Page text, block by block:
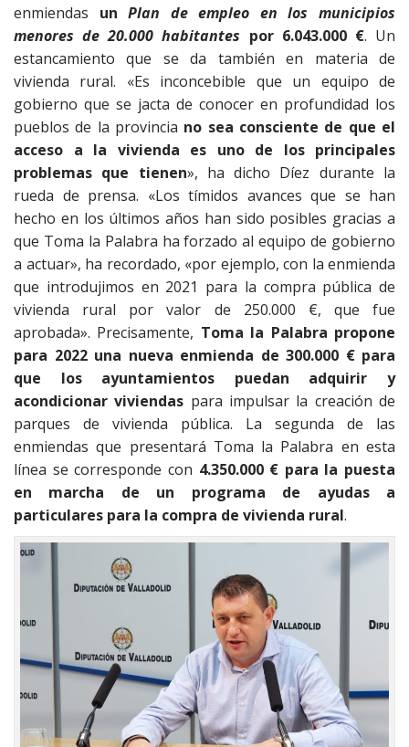
enmiendas unPlan de empleo en los municipios
menores de 20.000 habitantes por 6.043.000 €. Un
estancamiento que se da también en materia de
vivienda rural. «Es inconcebible que un equipo de
gobierno que se jacta de conocer en profundidad los
pueblos de la provincia no sea consciente de que el
acceso a la vivienda es uno de los principales
problemas que tienen», ha dicho Díez durante la
rueda de prensa. «Los tímidos avances que se han
hecho en los últimos años han sido posibles gracias a
que Toma la Palabra ha forzado al equipo de gobierno
a actuar», ha recordado, «por ejemplo, con la enmienda
que introdujimos en 2021 para la compra pública de
vivienda rural por valor de 250.000 €, que fue
aprobada». Precisamente, Toma la Palabra propone
para 2022 una nueva enmienda de 300.000 € para
que los ayuntamientos puedan adquirir y
acondicionar viviendas para impulsar la creación de
parques de vivienda pública. La segunda de las
enmiendas que presentará Toma la Palabra en esta
línea se corresponde con 4.350.000 € para la puesta
en marcha de un programa de ayudas a
particulares para la compra de vivienda rural.